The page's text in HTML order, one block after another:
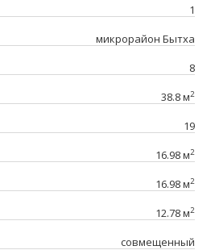
1
микрорайон Бытха
8
38.8 м2
19
16.98 м2
16.98 м2
12.78 м2
совмещенный